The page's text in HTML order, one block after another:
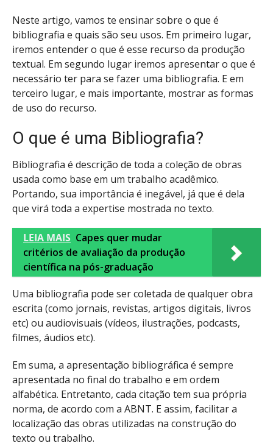
Neste artigo, vamos te ensinar sobre o que é
bibliografia e quais são seu usos. Em primeiro lugar,
iremos entender o que é esse recurso da produção
textual. Em segundo lugar iremos apresentar o que é
necessário ter para se fazer uma bibliografia. E em
terceiro lugar, e mais importante, mostrar as formas
de uso do recurso.
O que é uma Bibliografia?
Bibliografia é descrição de toda a coleção de obras
usada como base em um trabalho acadêmico.
Portando, sua importância é inegável, já que é dela
que virá toda a expertise mostrada no texto.
LEIA MAIS Capes quer mudar
critérios de avaliação da produção
científica na pós-graduação
Uma bibliografia pode ser coletada de qualquer obra
escrita (como jornais, revistas, artigos digitais, livros
etc) ou audiovisuais (vídeos, ilustrações, podcasts,
filmes, áudios etc).
Em suma, a apresentação bibliográfica é sempre
apresentada no final do trabalho e em ordem
alfabética. Entretanto, cada citação tem sua própria
norma, de acordo com a ABNT. E assim, facilitar a
localização das obras utilizadas na construção do
texto ou trabalho.